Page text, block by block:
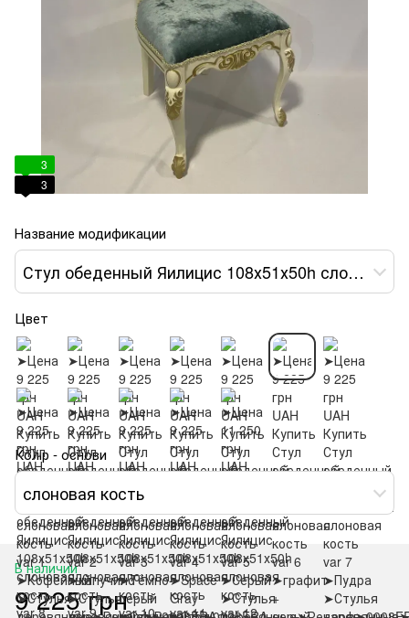
3
3
Название модификации
Стул обеденный Яилицис 108х51х50h слоновая кость var 6
Цвет
Колір - основи
слоновая кость
В наличии
9 225 грн